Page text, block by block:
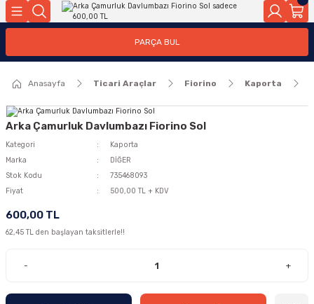
PARÇA BUL
Anasayfa Ticari Araçlar Fiorino Kaporta
Arka Çamurluk Davlumbazı Fiorino Sol
Kategori
Kaporta
Marka
DİĞER
Stok Kodu
735468093
Fiyat
500,00 TL + KDV
600,00 TL
62,45 TL den başlayan taksitlerle!!
- +